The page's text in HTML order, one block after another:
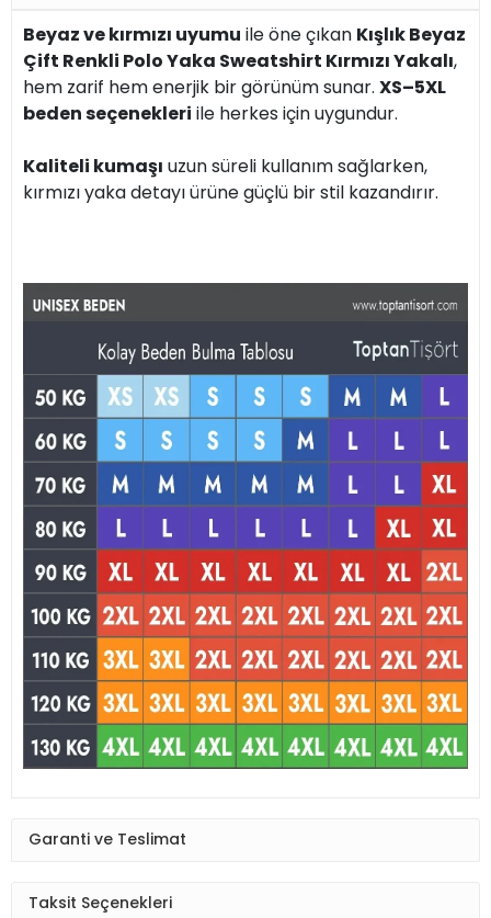
Beyaz ve kırmızı uyumu ile öne çıkan Kışlık Beyaz
Çift Renkli Polo Yaka Sweatshirt Kırmızı Yakalı,
hem zarif hem enerjik bir görünüm sunar. XS–5XL
beden seçenekleri ile herkes için uygundur.
Kaliteli kumaşı uzun süreli kullanım sağlarken,
kırmızı yaka detayı ürüne güçlü bir stil kazandırır.
Garanti ve Teslimat
Taksit Seçenekleri